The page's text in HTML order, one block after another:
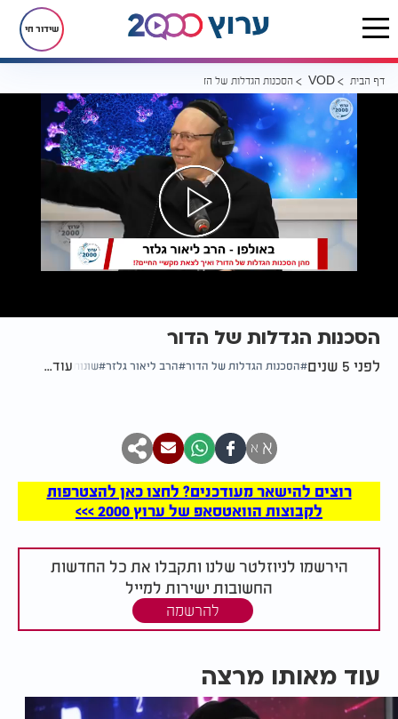
שידור חי
דף הבית VOD הסכנות הגדלות של הדור
הסכנות הגדלות של הדור
לפני 5 שנים הסכנות הגדלות של הדור הרב ליאור גלזר שונות עוד...
א א
רוצים להישאר מעודכנים? לחצו כאן להצטרפות
לקבוצות הוואטסאפ של ערוץ 2000 >>>
הירשמו לניוזלטר שלנו ותקבלו את כל החדשות
החשובות ישירות למייל
להרשמה
עוד מאותו מרצה